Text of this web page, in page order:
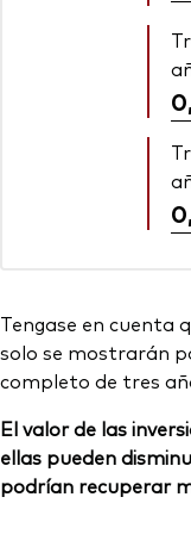
Tengase en cuenta
solo se mostrarán
completo de tres
El valor de las
ellas pueden
podrían recuperar